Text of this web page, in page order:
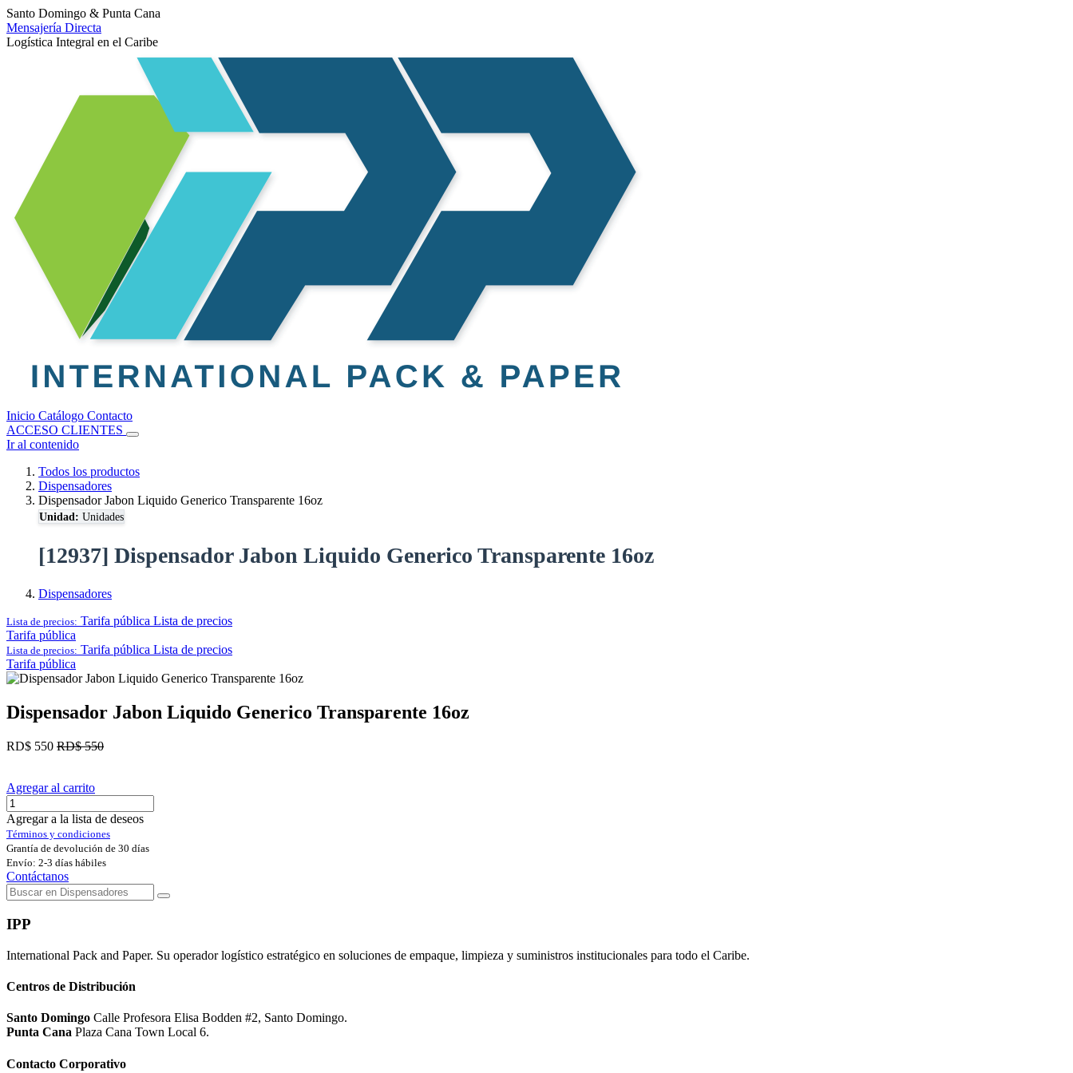
Santo Domingo & Punta Cana
Mensajería Directa
Logística Integral en el Caribe
Inicio Catálogo Contacto
ACCESO CLIENTES
Ir al contenido
Todos los productos
Dispensadores
Dispensador Jabon Liquido Generico Transparente 16oz
Unidad: Unidades
[12937] Dispensador Jabon Liquido Generico Transparente 16oz
Dispensadores
Lista de precios: Tarifa pública Lista de precios
Tarifa pública
Lista de precios: Tarifa pública Lista de precios
Tarifa pública
Dispensador Jabon Liquido Generico Transparente 16oz
RD$ 550 RD$550
Agregar al carrito
Agregar a la lista de deseos
Términos y condiciones
Grantía de devolución de 30 días
Envío: 2-3 días hábiles
Contáctanos
IPP
International Pack and Paper. Su operador logístico estratégico en soluciones de empaque, limpieza y suministros institucionales para todo el Caribe.
Centros de Distribución
Santo Domingo Calle Profesora Elisa Bodden #2, Santo Domingo.
Punta Cana Plaza Cana Town Local 6.
Contacto Corporativo